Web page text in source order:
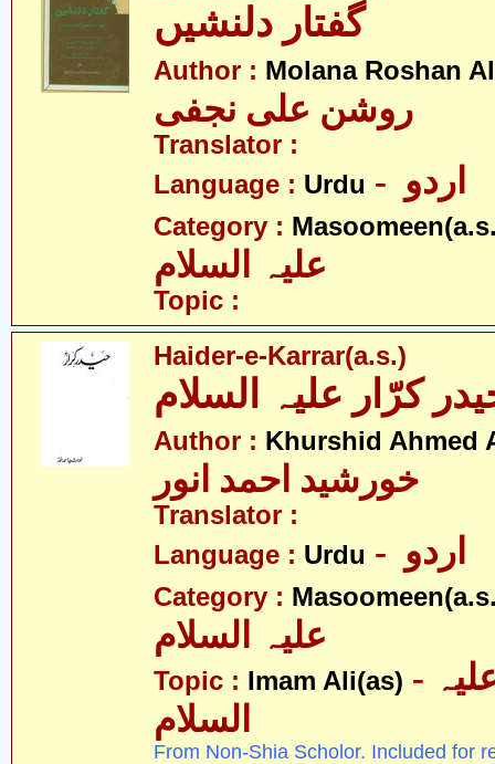
گفتار دلنشیں
Author : Molana Roshan
روشن علی نجفی
Translator :
Language : Urdu
Category :
Topic :
Haider-e-Karrar(a.s.)
کرّار علیہ السلام
Author : Khurshid Ahmed
خورشید احمد انور
Translator :
Language : Urdu
Category :
Topic : Imam Ali(as) - امام علی علیہ
السلام
From Non-Shia Scholor. Included for